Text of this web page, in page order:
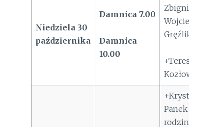
Niedziela 30
października
Damnica 7.00
Damnica
10.00
Zbigniew
Wojciech
Gręźlikowscy
+Teresa
Kozłowska
+Krystyna
Panek i
rodziny